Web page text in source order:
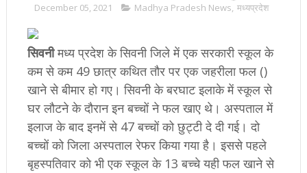
December 05, 2021 Madhya Pradesh News, मध्यप्रदेश
सिवनीमध्य प्रदेश के सिवनी जिले में एक सरकारी स्कूल के
कम से कम 49 छात्र कथित तौर पर एक जहरीला फल ()
खाने से बीमार हो गए। सिवनी के बरघाट इलाके में स्कूल से
घर लौटने के दौरान इन बच्चों ने फल खाए थे। अस्पताल में
इलाज के बाद इनमें से 47 बच्चों को छुट्टी दे दी गई। दो
बच्चों को जिला अस्पताल रेफर किया गया है। इससे पहले
बृहस्पतिवार को भी एक स्कूल के 13 बच्चे यही फल खाने से